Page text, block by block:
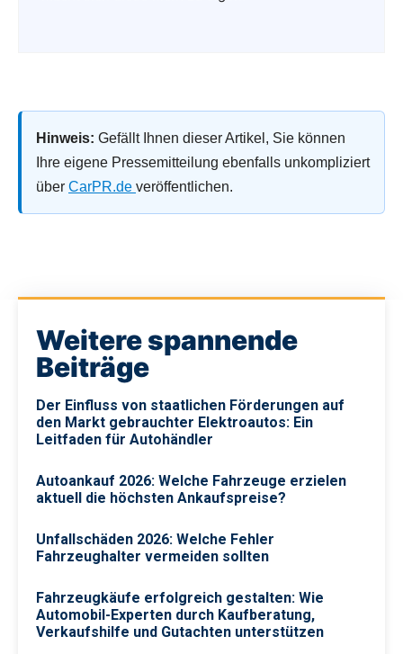
Hinweis: Gefällt Ihnen dieser Artikel, Sie können
Ihre eigene Pressemitteilung ebenfalls unkompliziert
über CarPR.de veröffentlichen.
Weitere spannende
Beiträge
Der Einfluss von staatlichen Förderungen auf
den Markt gebrauchter Elektroautos: Ein
Leitfaden für Autohändler
Autoankauf 2026: Welche Fahrzeuge erzielen
aktuell die höchsten Ankaufspreise?
Unfallschäden 2026: Welche Fehler
Fahrzeughalter vermeiden sollten
Fahrzeugkäufe erfolgreich gestalten: Wie
Automobil-Experten durch Kaufberatung,
Verkaufshilfe und Gutachten unterstützen